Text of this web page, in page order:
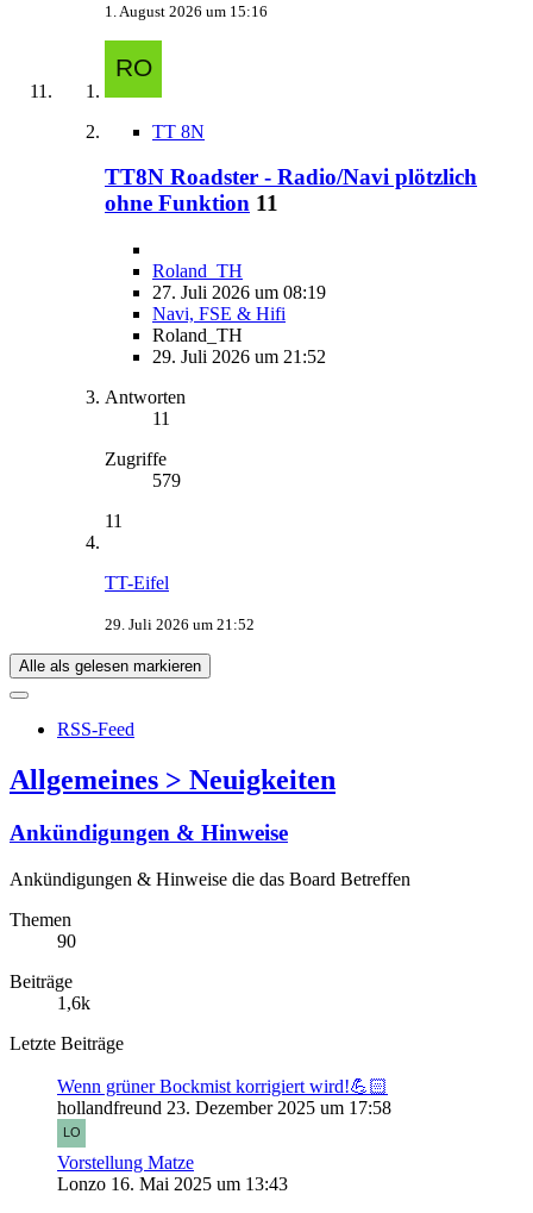
1. August 2026 um 15:16
TT 8N
TT8N Roadster - Radio/Navi plötzlich
ohne Funktion 11
Roland_TH
27. Juli 2026 um 08:19
Navi, FSE & Hifi
Roland_TH
29. Juli 2026 um 21:52
Antworten
11
Zugriffe
579
11
TT-Eifel
29. Juli 2026 um 21:52
Alle als gelesen markieren
RSS-Feed
Allgemeines > Neuigkeiten
Ankündigungen & Hinweise
Ankündigungen & Hinweise die das Board Betreffen
Themen
90
Beiträge
1,6k
Letzte Beiträge
Wenn grüner Bockmist korrigiert wird!💪🏻
hollandfreund 23. Dezember 2025 um 17:58
Vorstellung Matze
Lonzo 16. Mai 2025 um 13:43